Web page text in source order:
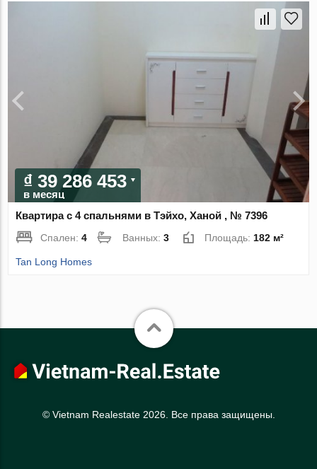
₫ 39 286 453
в месяц
Квартира с 4 спальнями в Тэйхо, Ханой , № 7396
Спален:4 Ванных:3 Площадь: 182 м²
Tan Long Homes
© Vietnam Realestate 2026. Все права защищены.